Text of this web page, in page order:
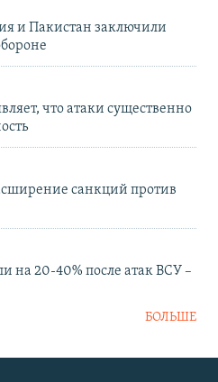
и Пакистан заключили
что атаки существенно
санкций против
на 20-40% после атак ВСУ –
БОЛЬШЕ